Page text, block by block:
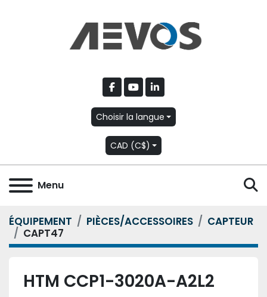
facebook
youtubelinkedin
Choisir la langue
CAD (C$)
Menu
ÉQUIPEMENT PIÈCES/ACCESSOIRES
CAPTEUR
CAPT47
HTM CCP1-3020A-A2L2